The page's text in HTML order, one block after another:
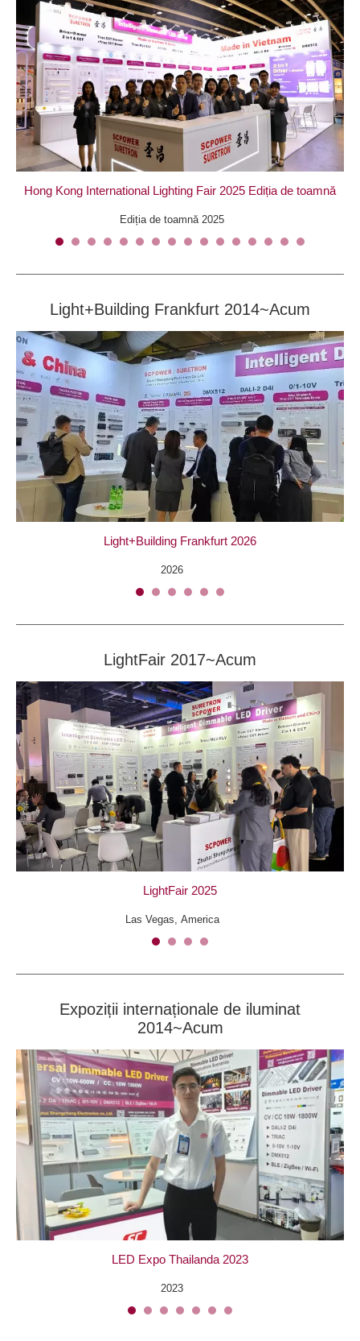
Hong Kong International Lighting Fair 2025 Ediția de toamnă
Ediția de toamnă 2025
Light+Building Frankfurt 2014~Acum
Light+Building Frankfurt 2026
2026
LightFair 2017~Acum
LightFair 2025
Las Vegas, America
Expoziții internaționale de iluminat
2014~Acum
LED Expo Thailanda 2023
2023